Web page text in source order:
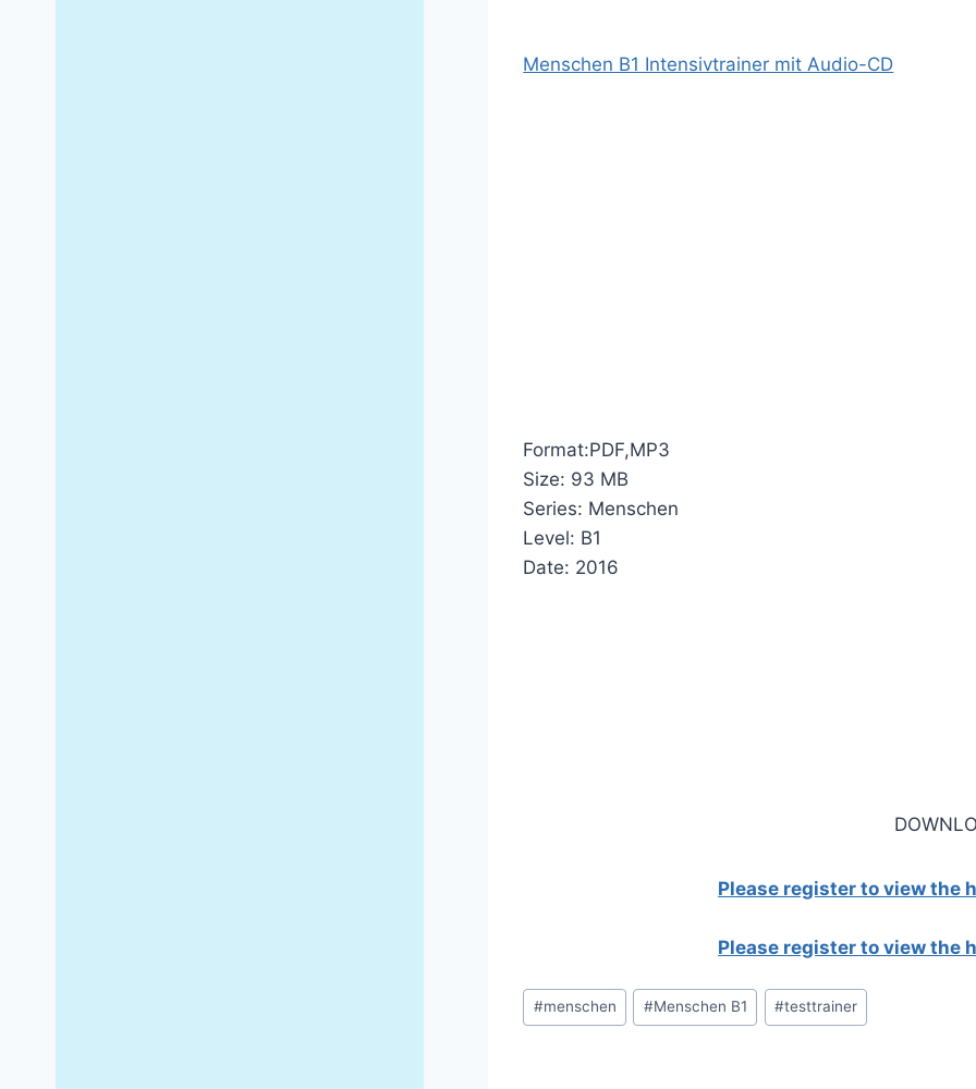
Menschen B1 Intensivtrainer mit Audio-CD
Format:PDF,MP3
Size: 93 MB
Series: Menschen
Level: B1
Date: 2016
Please register to view the
Please register to view the
Post
Tags:
#menschen #Menschen B1 #testtrainer